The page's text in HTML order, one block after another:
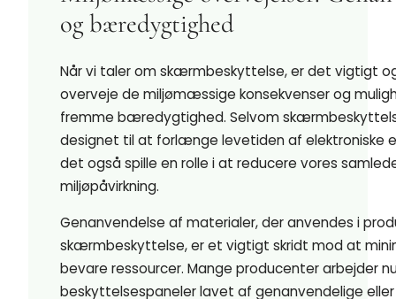
og bæredygtighed
Når vi taler om skærmbeskyttelse, er det vigtigt
overveje de miljømæssige konsekvenser og
fremme bæredygtighed. Selvom
designet til at forlænge levetiden af elektroniske
det også spille en rolle i at reducere vores
miljøpåvirkning.
Genanvendelse af materialer, der anvendes i
skærmbeskyttelse, er et vigtigt skridt mod at
bevare ressourcer. Mange producenter arbejder
beskyttelsespaneler lavet af genanvendelige eller